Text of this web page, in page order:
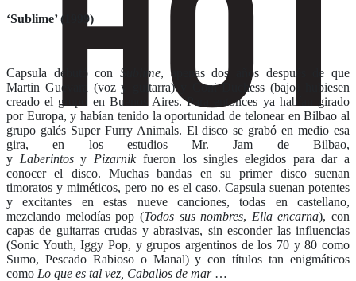
‘Sublime’ (1999)
Capsula debutó con Sublime, apenas dos años después de que
Martin Guevara (voz y guitarra) y Coni Duchess (bajo) hubiesen
creado el grupo en Buenos Aires. Para entonces ya habían girado
por Europa, y habían tenido la oportunidad de telonear en Bilbao al
grupo galés Super Furry Animals. El disco se grabó en medio esa
gira, en los estudios Mr. Jam de Bilbao,
y Laberintos y Pizarnik fueron los singles elegidos para dar a
conocer el disco. Muchas bandas en su primer disco suenan
timoratos y miméticos, pero no es el caso. Capsula suenan potentes
y excitantes en estas nueve canciones, todas en castellano,
mezclando melodías pop (Todos sus nombres, Ella encarna), con
capas de guitarras crudas y abrasivas, sin esconder las influencias
(Sonic Youth, Iggy Pop, y grupos argentinos de los 70 y 80 como
Sumo, Pescado Rabioso o Manal) y con títulos tan enigmáticos
como Lo que es tal vez, Caballos de mar …